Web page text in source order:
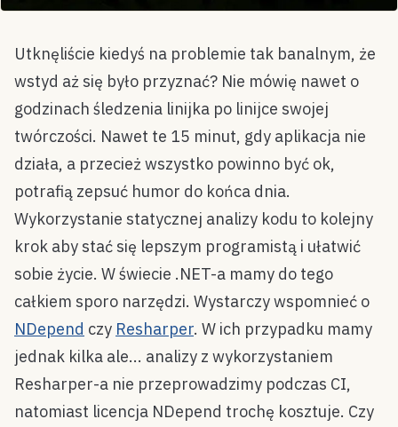
Utknęliście kiedyś na problemie tak banalnym, że
wstyd aż się było przyznać? Nie mówię nawet o
godzinach śledzenia linijka po linijce swojej
twórczości. Nawet te 15 minut, gdy aplikacja nie
działa, a przecież wszystko powinno być ok,
potrafią zepsuć humor do końca dnia.
Wykorzystanie statycznej analizy kodu to kolejny
krok aby stać się lepszym programistą i ułatwić
sobie życie. W świecie .NET-a mamy do tego
całkiem sporo narzędzi. Wystarczy wspomnieć o
NDepend czy Resharper. W ich przypadku mamy
jednak kilka ale... analizy z wykorzystaniem
Resharper-a nie przeprowadzimy podczas CI,
natomiast licencja NDepend trochę kosztuje. Czy